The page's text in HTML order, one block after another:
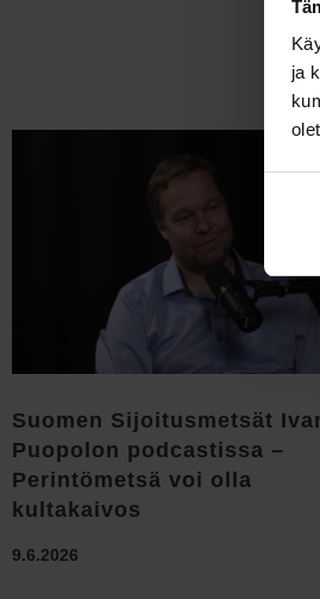
ja
Suomen Sijoitusmetsät
Puopolon podcastissa –
Perintömetsä voi olla
kultakaivos
9.6.2026